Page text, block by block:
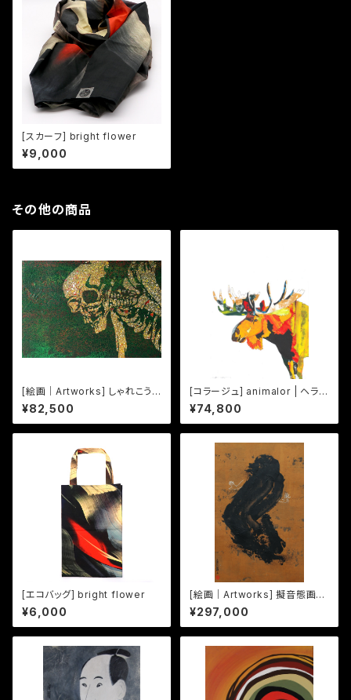
[スカーフ] bright flower
¥9,000
その他の商品
[絵画｜Artworks] しゃれこう
べ Sharekoube -05-
¥82,500
[コラージュ] animalor | ヘラジ
カ
¥74,800
[エコバッグ] bright flower
¥6,000
[絵画｜Artworks] 擬音態画伝
うならうなら｜Unaraunara
¥297,000